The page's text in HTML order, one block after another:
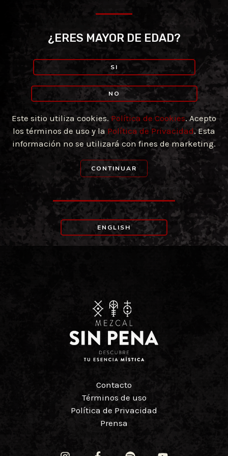
¿ERES MAYOR DE EDAD?
SI
NO
Este sitio utiliza cookies. Política de Cookies. Acepto
los términos de uso y laPolítica de Privacidad. Esta
información no se utilizará con fines de marketing.
CONTINUAR
ENGLISH
Contacto
Términos de uso
Política de Privacidad
Prensa